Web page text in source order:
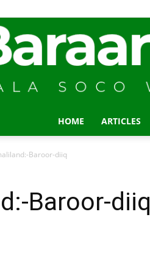
HOME ARTICLES
Baroor-diiq
Baroor-diiq